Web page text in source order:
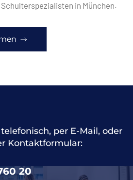
in München.
per E-Mail, oder
Kontaktformular:
20